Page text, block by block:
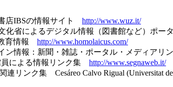
店IBSの情報サイト http://www.wuz.it/
化省によるデジタル情報（図書館など）ポー
育情報 http://www.homolaicus.com/
ン情報：新聞・雑誌・ポータル・メディアリ
による情報リンク集 http://www.segnaweb.it/
連リンク集 Cesáreo Calvo Rigual (Universitat